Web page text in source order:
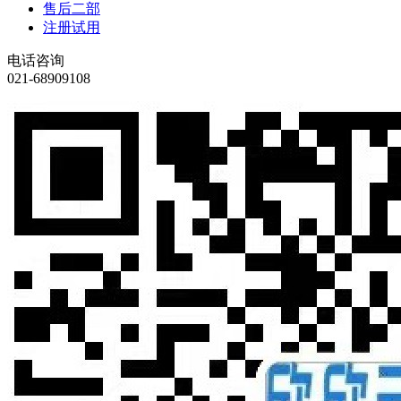
售后二部
注册试用
电话咨询
021-68909108